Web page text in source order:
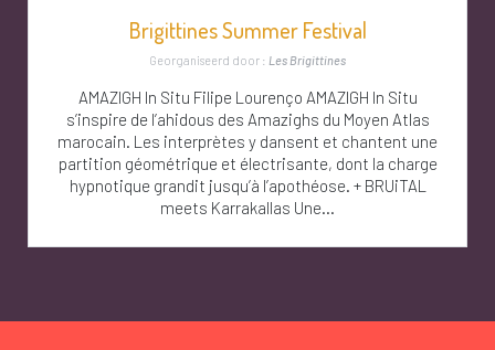
Brigittines Summer Festival
Georganiseerd door : Les Brigittines
AMAZIGH In Situ Filipe Lourenço AMAZIGH In Situ
s’inspire de l’ahidous des Amazighs du Moyen Atlas
marocain. Les interprètes y dansent et chantent une
partition géométrique et électrisante, dont la charge
hypnotique grandit jusqu’à l’apothéose. + BRUiTAL
meets Karrakallas Une...